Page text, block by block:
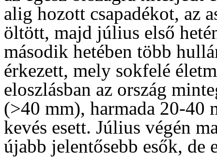
alig hozott csapadékot, az
öltött, majd július első
második hetében több
érkezett, mely sokfelé
eloszlásban az ország
(>40 mm), harmada 20-40
kevés esett. Július végén
újabb jelentősebb esők, de